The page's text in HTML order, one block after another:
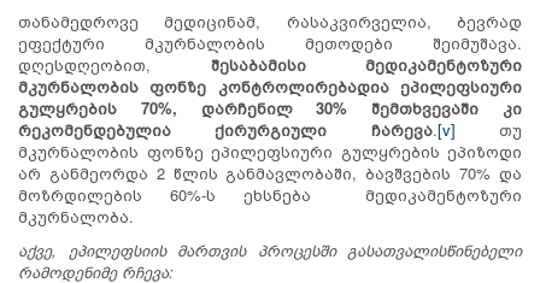
თანამედროვე მედიცინამ, რასაკვირველია, ბევრად
ეფექტური მკურნალობის მეთოდები შეიმუშავა.
დღესდღეობით, შესაბამისი მედიკამენტოზური
მკურნალობის ფონზე კონტროლირებადია ეპილეფსიური
გულყრების 70%, დარჩენილ 30% შემთხვევაში კი
რეკომენდებულია ქირურგიული ჩარევა.[v] თუ
მკურნალობის ფონზე ეპილეფსიური გულყრების ეპიზოდი
არ განმეორდა 2 წლის განმავლობაში, ბავშვების 70% და
მოზრდილების 60%-ს ეხსნება მედიკამენტოზური
მკურნალობა.
აქვე, ეპილეფსიის მართვის პროცესში გასათვალისწინებელი
რამოდენიმე რჩევა: